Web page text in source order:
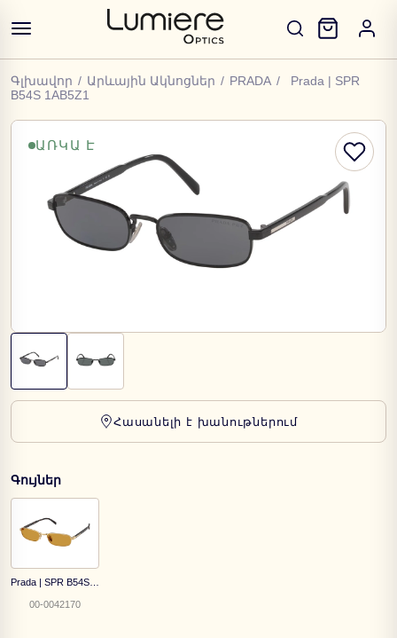
Գլխավոր / Արևային Ակնոցներ / PRADA /
Prada | SPR
B54S 1AB5Z1
ԱՌԿԱ Է
Հասանելի է խանութներում
Գույներ
00-0042170